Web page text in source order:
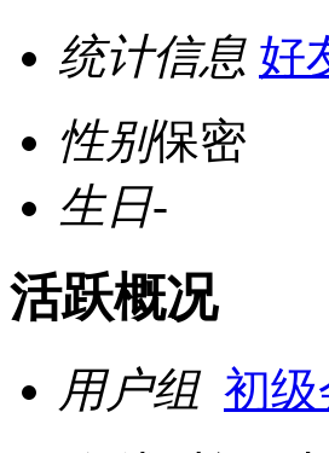
统计信息 好
性别保密
生日-
活跃概况
用户组 初级